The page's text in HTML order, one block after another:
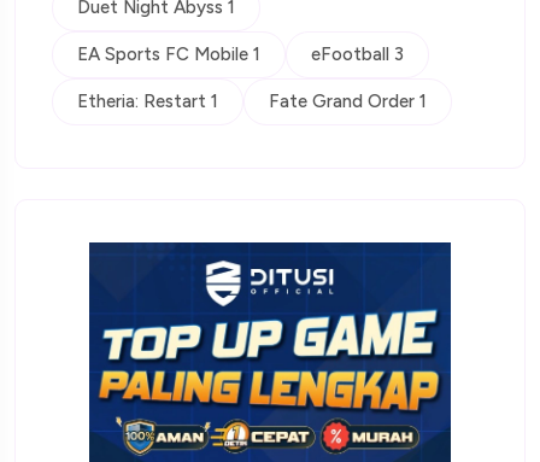
Duet Night Abyss 1
EA Sports FC Mobile 1 eFootball 3
Etheria: Restart 1 Fate Grand Order 1